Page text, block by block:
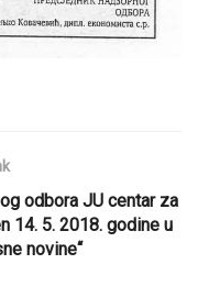
odbora JU centar za
14. 5. 2018. godine u
novine“